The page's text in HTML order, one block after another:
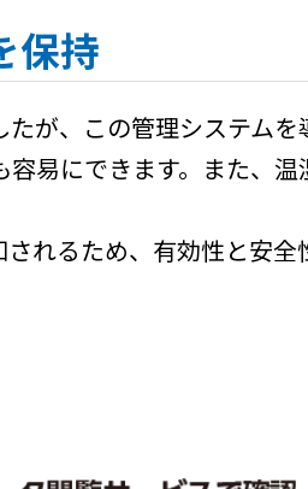
保持
が、この管理システムを
易にできます。また、
れるため、有効性と安